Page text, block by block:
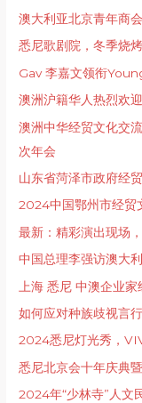
澳大利亚北京青年商
悉尼歌剧院，冬季烧
Gav 李嘉文领衔
澳洲沪籍华人热烈欢
澳洲中华经贸文化交
次年会
山东省菏泽市政府经
2024中国鄂州市经贸
最新：精彩演出现场
中国总理李强访澳大
上海 悉尼 中澳企业
如何应对种族歧视言
2024悉尼灯光秀，
悉尼北京会十年庆典
2024年“少林寺”人文